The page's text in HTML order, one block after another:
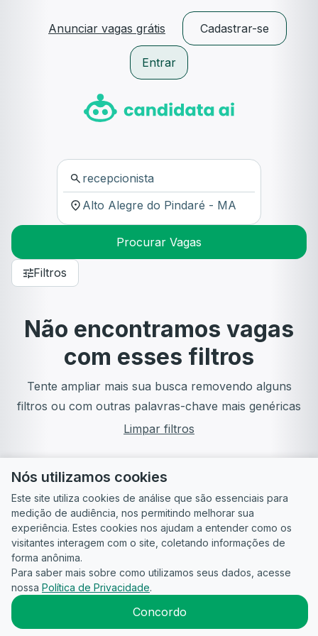
Anunciar vagas grátis Cadastrar-se
Entrar
Procurar Vagas
Filtros
Não encontramos vagas
com esses filtros
Tente ampliar mais sua busca removendo alguns
filtros ou com outras palavras-chave mais genéricas
Limpar filtros
Guia do
Candidato
Para
empresas
Política de
Privacidade
Termos
2026CandidataAI
Nós utilizamos cookies
Este site utiliza cookies de análise que são essenciais para
medição de audiência, nos permitindo melhorar sua
experiência. Estes cookies nos ajudam a entender como os
visitantes interagem com o site, coletando informações de
forma anônima.
Para saber mais sobre como utilizamos seus dados, acesse
nossa Política de Privacidade.
Concordo